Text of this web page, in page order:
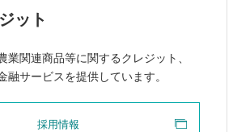
ット
業関連商品等に関するクレジット、
融サービスを提供しています。
採用情報